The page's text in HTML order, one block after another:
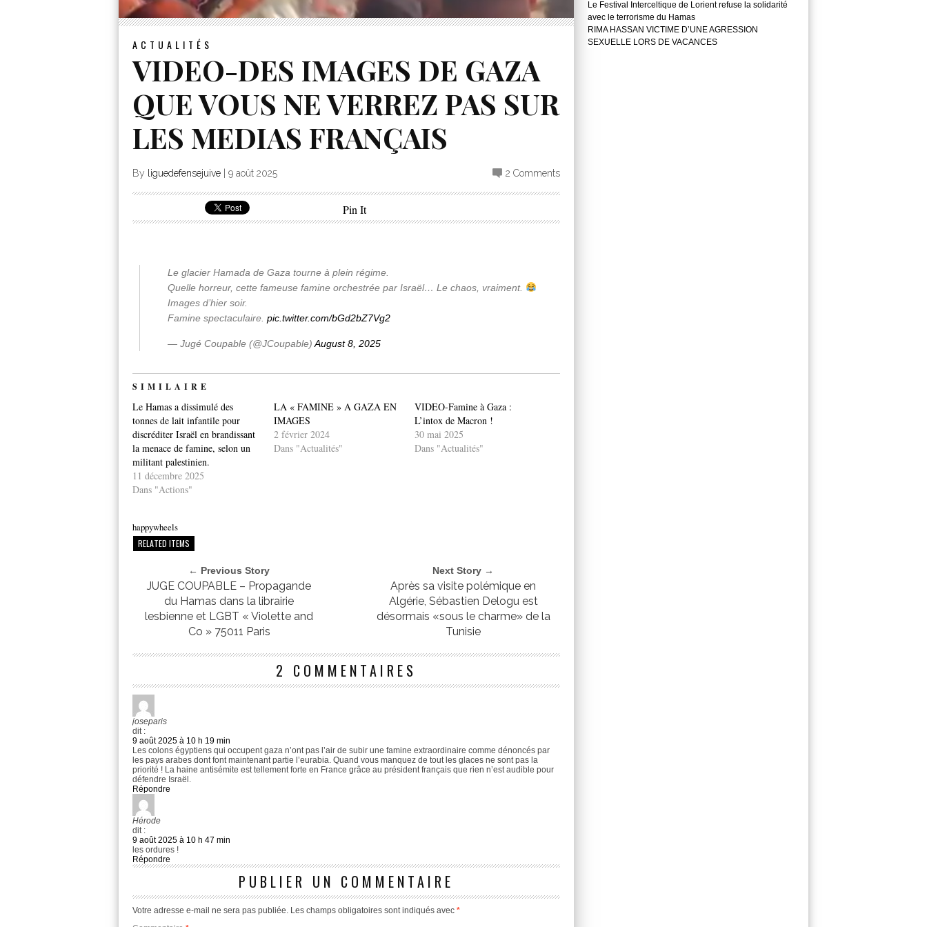
ACTUALITÉS
VIDEO-DES IMAGES DE GAZA
QUE VOUS NE VERREZ PAS SUR
LES MEDIAS FRANÇAIS
By liguedefensejuive 9 août 2025 2 Comments
Pin It
Le glacier Hamada de Gaza tourne à plein régime.
Quelle horreur, cette fameuse famine orchestrée par Israël… Le chaos, vraiment.
Images d’hier soir.
Famine spectaculaire. pic.twitter.com/bGd2bZ7Vg2
— Jugé Coupable (@JCoupable) August 8, 2025
SIMILAIRE
Le Hamas a dissimulé des
tonnes de lait infantile pour
discréditer Israël en brandissant
la menace de famine, selon un
militant palestinien.
11 décembre 2025
Dans "Actions"
LA « FAMINE » A GAZA EN
IMAGES
2 février 2024
Dans "Actualités"
VIDEO-Famine à Gaza :
L’intox de Macron !
30 mai 2025
Dans "Actualités"
happywheels
RELATED ITEMS
← Previous Story
JUGE COUPABLE – Propagande
du Hamas dans la librairie
lesbienne et LGBT « Violette and
Co » 75011 Paris
Next Story →
Après sa visite polémique en
Algérie, Sébastien Delogu est
désormais «sous le charme» de la
Tunisie
2 COMMENTAIRES
joseparis
dit :
9 août 2025 à 10 h 19 min
Les colons égyptiens qui occupent gaza n’ont pas l’air de subir une famine extraordinaire comme dénoncés par
les pays arabes dont font maintenant partie l’eurabia. Quand vous manquez de tout les glaces ne sont pas la
priorité ! La haine antisémite est tellement forte en France grâce au président français que rien n’est audible pour
défendre Israël.
Répondre
Hérode
dit :
9 août 2025 à 10 h 47 min
les ordures !
Répondre
PUBLIER UN COMMENTAIRE
Votre adresse e-mail ne sera pas publiée. Les champs obligatoires sont indiqués avec *
Le Festival Interceltique de Lorient refuse la solidarité
avec le terrorisme du Hamas
RIMA HASSAN VICTIME D’UNE AGRESSION
SEXUELLE LORS DE VACANCES